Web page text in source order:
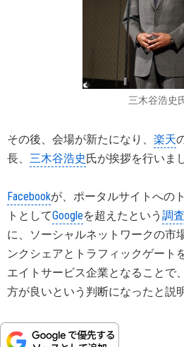
三木谷浩史
その後、会場が新たになり、 楽天
長、 三木谷浩史氏が挨拶を行いま
Facebookが、ポータルサイトへの
トとしてGoogleを超えたという 調
に、ソーシャルネットワークの市
ンクシェアとトラフィックゲート
エイトサービス企業となることで
方が良いという判断になったと説